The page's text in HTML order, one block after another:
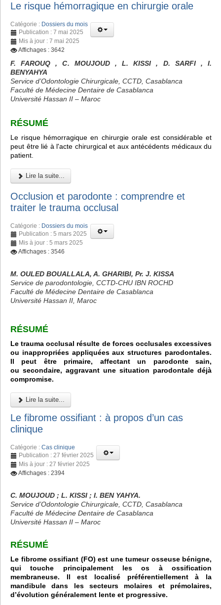
Le risque hémorragique en chirurgie orale
Catégorie : Dossiers du mois
Publication : 7 mai 2025
Mis à jour : 7 mai 2025
Affichages : 3642
F. FAROUQ , C. MOUJOUD , L. KISSI , D. SARFI , I.
BENYAHYA
Service d’Odontologie Chirurgicale, CCTD, Casablanca
Faculté de Médecine Dentaire de Casablanca
Université Hassan II – Maroc
RÉSUMÉ
Le risque hémorragique en chirurgie orale est considérable et
peut être lié à l'acte chirurgical et aux antécédents médicaux du
patient.
Lire la suite...
Occlusion et parodonte : comprendre et
traiter le trauma occlusal
Catégorie : Dossiers du mois
Publication : 5 mars 2025
Mis à jour : 5 mars 2025
Affichages : 3546
M. OULED BOUALLALA, A. GHARIBI, Pr. J. KISSA
Service de parodontologie, CCTD-CHU IBN ROCHD
Faculté de Médecine Dentaire de Casablanca
Université Hassan II, Maroc
RÉSUMÉ
Le trauma occlusal résulte de forces occlusales excessives
ou inappropriées appliquées aux structures parodontales.
Il peut être primaire, affectant un parodonte sain,
ou secondaire, aggravant une situation parodontale déjà
compromise.
Lire la suite...
Le fibrome ossifiant : à propos d’un cas
clinique
Catégorie : Cas clinique
Publication : 27 février 2025
Mis à jour : 27 février 2025
Affichages : 2394
C. MOUJOUD ; L. KISSI ; I. BEN YAHYA.
Service d’Odontologie Chirurgicale, CCTD, Casablanca
Faculté de Médecine Dentaire de Casablanca
Université Hassan II – Maroc
RÉSUMÉ
Le fibrome ossifiant (FO) est une tumeur osseuse bénigne,
qui touche principalement les os à ossification
membraneuse. Il est localisé préférentiellement à la
mandibule dans les secteurs molaires et prémolaires,
d’évolution généralement lente et progressive.